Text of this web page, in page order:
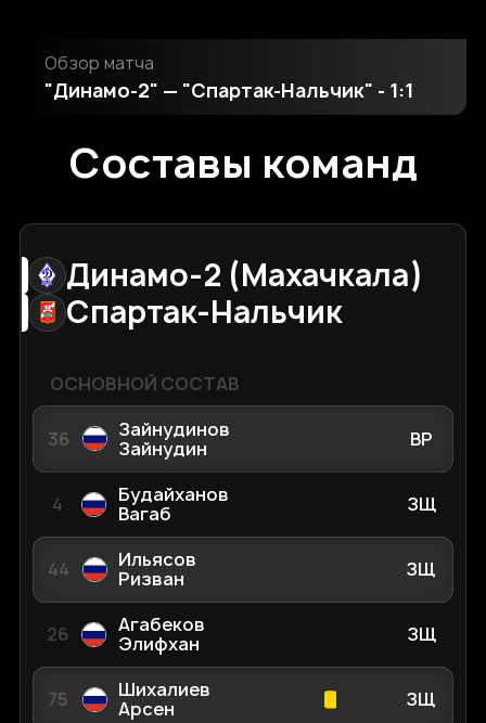
Обзор матча
"Динамо-2" — "Спартак-Нальчик" - 1:1
Составы команд
Динамо-2 (Махачкала)
Спартак-Нальчик
ОСНОВНОЙ СОСТАВ
36
Зайнудинов
Зайнудин
ВР
4
Будайханов
Вагаб
ЗЩ
44
Ильясов
Ризван
ЗЩ
26
Агабеков
Элифхан
ЗЩ
75
Шихалиев
Арсен
ЗЩ